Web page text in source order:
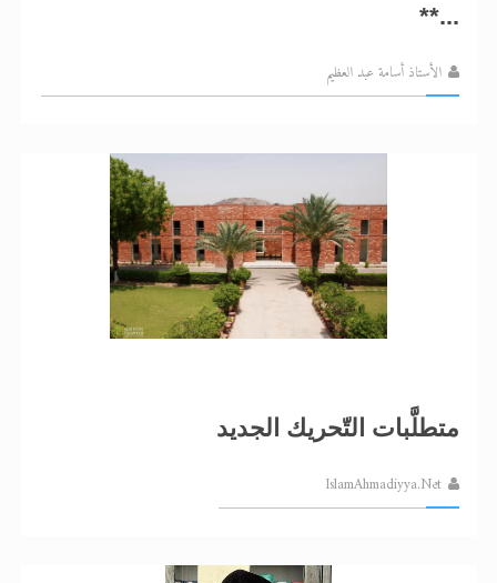
...**
الأستاذ أسامة عبد العظيم
متطلَّبات التّحريك الجديد
IslamAhmadiyya.Net